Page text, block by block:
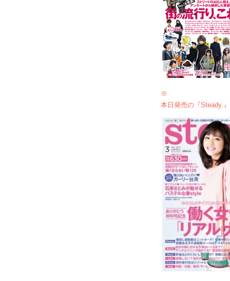
※
本日発売の『Steady.